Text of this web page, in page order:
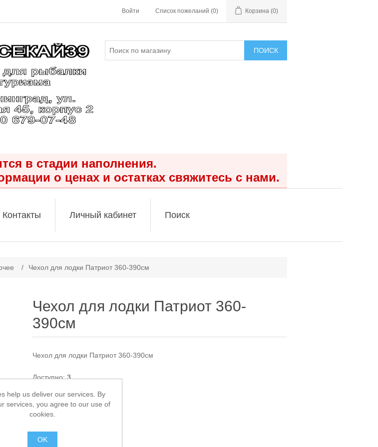
Войти Список пожеланий (0) Корзина (0)
ПОИСК
в стадии наполнения.
о ценах и остатках свяжитесь с нами.
Контакты Личный кабинет Поиск
/ Чехол для лодки Патриот 360-390см
Чехол для лодки Патриот 360-
390см
Чехол для лодки Патриот 360-390см
Доступно: 3
8 950,00 ₽
help us deliver our services. By
services, you agree to our use of
cookies.
OK